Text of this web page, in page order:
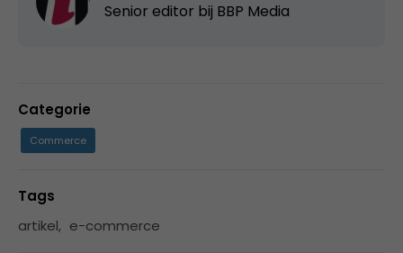
Senior editor bij BBP Media
Categorie
Commerce
Tags
artikel, e-commerce